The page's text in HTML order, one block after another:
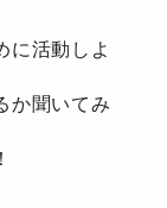
に活動しよ
か聞いてみ
！